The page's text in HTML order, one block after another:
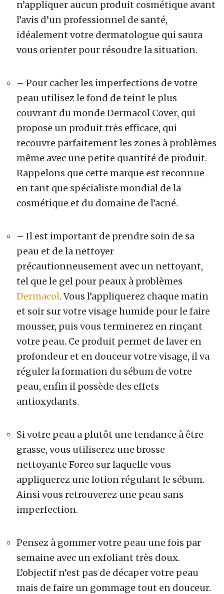
n’appliquer aucun produit cosmétique avant
l’avis d’un professionnel de santé,
idéalement votre dermatologue qui saura
vous orienter pour résoudre la situation.
– Pour cacher les imperfections de votre
peau utilisez le fond de teint le plus
couvrant du monde Dermacol Cover, qui
propose un produit très efficace, qui
recouvre parfaitement les zones à problèmes
même avec une petite quantité de produit.
Rappelons que cette marque est reconnue
en tant que spécialiste mondial de la
cosmétique et du domaine de l’acné.
– Il est important de prendre soin de sa
peau et de la nettoyer
précautionneusement avec un nettoyant,
tel que le gel pour peaux à problèmes
Dermacol. Vous l’appliquerez chaque matin
et soir sur votre visage humide pour le faire
mousser, puis vous terminerez en rinçant
votre peau. Ce produit permet de laver en
profondeur et en douceur votre visage, il va
réguler la formation du sébum de votre
peau, enfin il possède des effets
antioxydants.
Si votre peau a plutôt une tendance à être
grasse, vous utiliserez une brosse
nettoyante Foreo sur laquelle vous
appliquerez une lotion régulant le sébum.
Ainsi vous retrouverez une peau sans
imperfection.
Pensez à gommer votre peau une fois par
semaine avec un exfoliant très doux.
L’objectif n’est pas de décaper votre peau
mais de faire un gommage tout en douceur.